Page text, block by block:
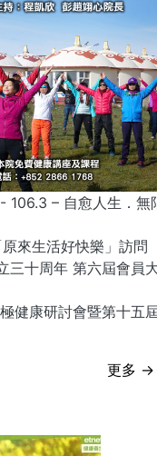
106.3 – 自愈人生．無
來生活好快樂」訪問
三十周年 第六屆會員
健康研討會暨第十五
更多 →